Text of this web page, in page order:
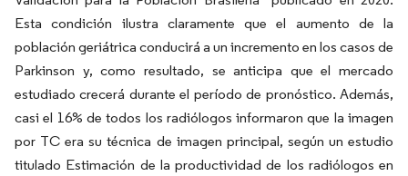
Esta condición ilustra claramente que el aumento de la
población geriátrica conducirá a un incremento en los casos de
Parkinson y, como resultado, se anticipa que el mercado
estudiado crecerá durante el período de pronóstico. Además,
casi el 16% de todos los radiólogos informaron que la imagen
por TC era su técnica de imagen principal, según un estudio
titulado Estimación de la productividad de los radiólogos en